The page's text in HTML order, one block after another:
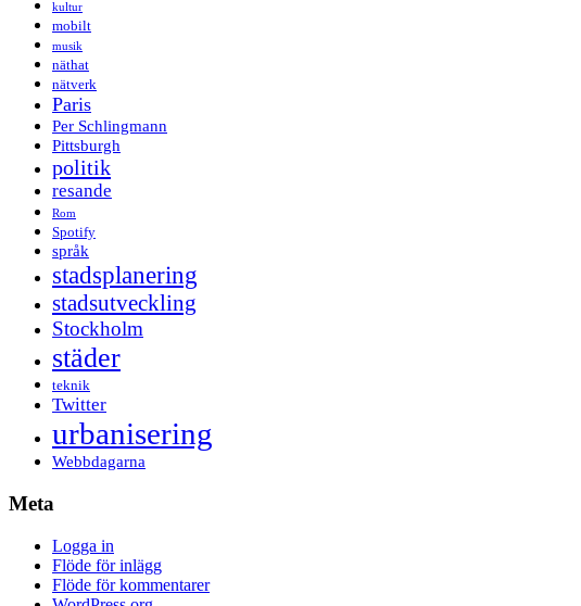
kultur
mobilt
musik
näthat
nätverk
Paris
Per Schlingmann
Pittsburgh
politik
resande
Rom
Spotify
språk
stadsplanering
stadsutveckling
Stockholm
städer
teknik
Twitter
urbanisering
Webbdagarna
Meta
Logga in
Flöde för inlägg
Flöde för kommentarer